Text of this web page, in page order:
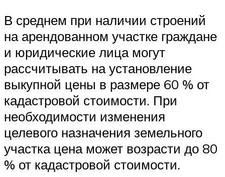
В среднем при наличии строений
на арендованном участке граждане
и юридические лица могут
рассчитывать на установление
выкупной цены в размере 60 % от
кадастровой стоимости. При
необходимости изменения
целевого назначения земельного
участка цена может возрасти до 80
% от кадастровой стоимости.